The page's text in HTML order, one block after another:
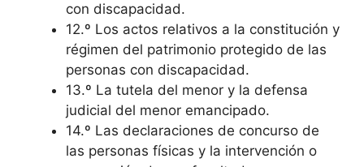
con discapacidad.
12.º Los actos relativos a la constitución y
régimen del patrimonio protegido de las
personas con discapacidad.
13.º La tutela del menor y la defensa
judicial del menor emancipado.
14.º Las declaraciones de concurso de
las personas físicas y la intervención o